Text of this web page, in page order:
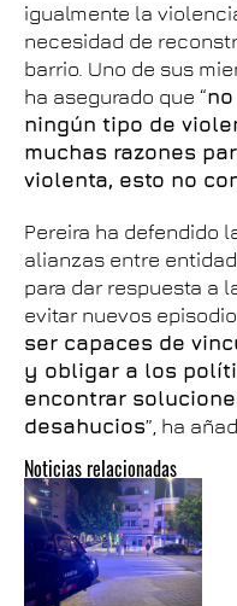
Noticias relacionadas
igualmente la
necesidad de
barrio. Uno de sus
ha asegurado que “
ningún tipo de
muchas razones
violenta, esto no
Pereira ha defendido
alianzas entre
para dar respuesta a
evitar nuevos
ser capaces de
y obligar a los
encontrar
desahucios”, ha